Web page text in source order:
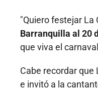
"Quiero festejar La
Barranquilla al 20
que viva el
Cabe recordar que
e invitó a la